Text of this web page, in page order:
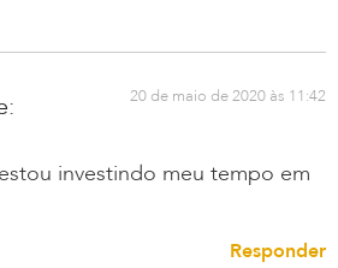
20 de maio de 2020 às 11:42
investindo meu tempo em
Responder